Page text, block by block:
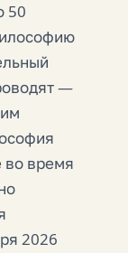
50
—
во время
2026